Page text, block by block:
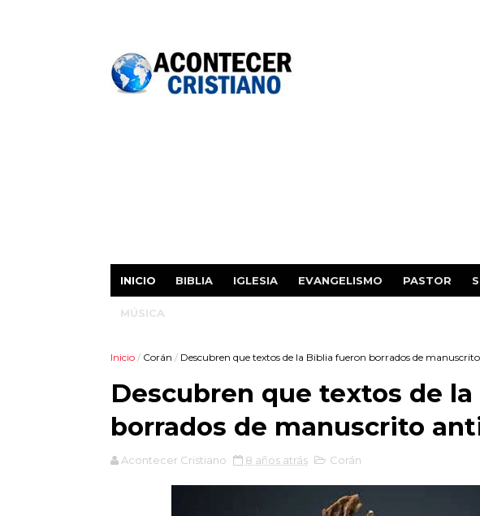
INICIO BIBLIA IGLESIA EVANGELISMO PASTOR
MÚSICA
Inicio / Corán / Descubren que textos de la Biblia fueron borrados de
Descubren que textos de
borrados de manuscrito
Acontecer Cristiano 8 años atrás Corán